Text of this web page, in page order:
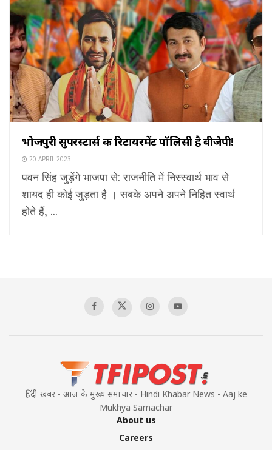
भोजपुरी सुपरस्टार्स की रिटायरमेंट पॉलिसी है बीजेपी!
20 APRIL 2023
पवन सिंह जुड़ेंगे भाजपा से: राजनीति में निस्स्वार्थ भाव से
शायद ही कोई जुड़ता है । सबके अपने अपने निहित स्वार्थ
होते हैं, ...
हिंदी खबर - आज के मुख्य समाचार - Hindi Khabar News - Aaj ke
Mukhya Samachar
About us
Careers